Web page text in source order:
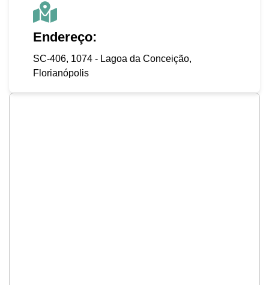
Endereço:
SC-406, 1074 - Lagoa da Conceição,
Florianópolis